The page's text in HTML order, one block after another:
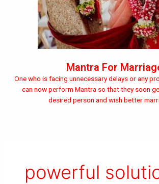
Mantra For
One who is facing unnecessary delays or any
can now perform Mantra so that they soon
desired person and wish better
powerful